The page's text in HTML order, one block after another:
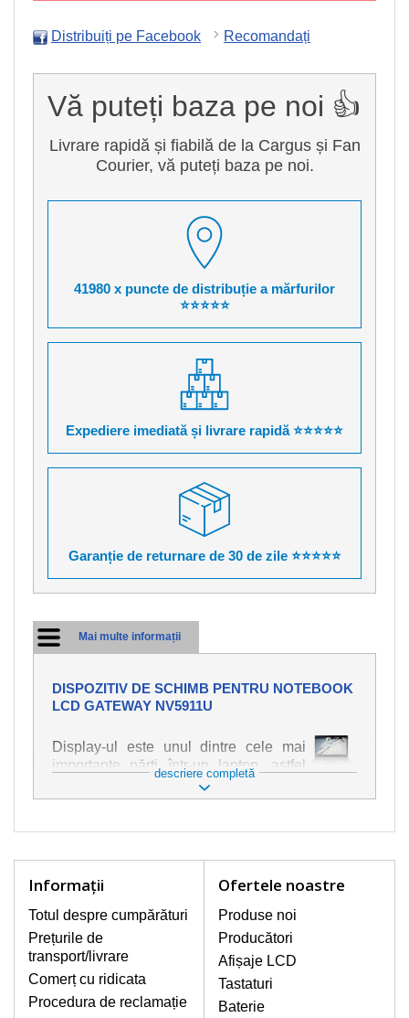
Distribuiți pe Facebook Recomandați
Vă puteți baza pe noi 👍
Livrare rapidă și fiabilă de la Cargus și Fan
Courier, vă puteți baza pe noi.
41980 x puncte de distribuție a mărfurilor
⭐⭐⭐⭐⭐
Expediere imediată și livrare rapidă ⭐⭐⭐⭐⭐
Garanție de returnare de 30 de zile ⭐⭐⭐⭐⭐
Mai multe informații
DISPOZITIV DE SCHIMB PENTRU NOTEBOOK
LCD GATEWAY NV5911U
Display-ul este unul dintre cele mai
importante părți într-un laptop, astfel
încât ne străduim să oferim piese de
schimb de cea mai bună calitate.
ul cu cea mai mare atenție. Cele mai
natură mecanică, cum ar fi afișajul rupt
sau crăpat. În plus, dungile verticale,
afișajul neiluminat, luminozitatea
intermitentă sau neuniformă
AFIŞAJE/DISPLAY LCD
descriere completă
Informaţii
Totul despre cumpărături
Prețurile de
transport/livrare
Comerț cu ridicata
Procedura de reclamație
Ofertele noastre
Produse noi
Producători
Afișaje LCD
Tastaturi
Baterie